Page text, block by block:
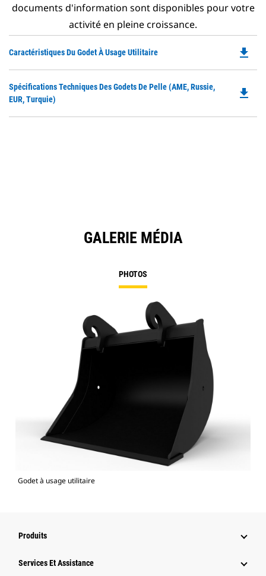
documents d'information sont disponibles pour votre
activité en pleine croissance.
Caractéristiques Du Godet À Usage Utilitaire file_download
Spécifications Techniques Des Godets De Pelle (AME, Russie,
EUR, Turquie)
file_download
GALERIE MÉDIA
PHOTOS
Godet à usage utilitaire
Produits
Services Et Assistance